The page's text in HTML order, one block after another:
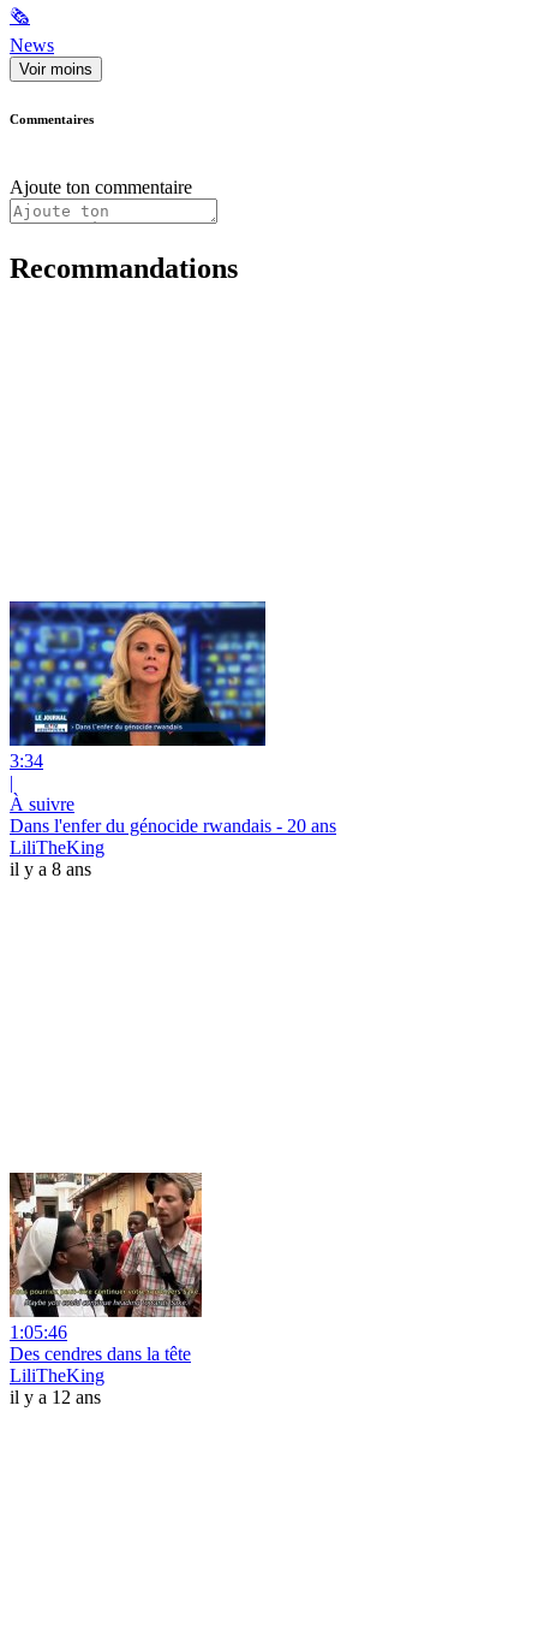
🗞
News
Voir moins
Commentaires
Ajoute ton commentaire
Recommandations
3:34
|
À suivre
Dans l'enfer du génocide rwandais - 20 ans
LiliTheKing
il y a 8 ans
1:05:46
Des cendres dans la tête
LiliTheKing
il y a 12 ans